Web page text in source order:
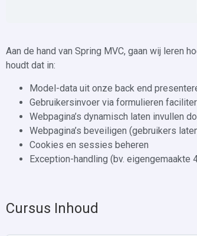
Aan de hand van Spring MVC, gaan wij leren
houdt dat in:
Model-data uit onze back end
Gebruikersinvoer via formulieren
Webpagina’s dynamisch laten invullen
Webpagina’s beveiligen (gebruikers
Cookies en sessies beheren
Exception-handling (bv. eigengemaakte
Cursus Inhoud